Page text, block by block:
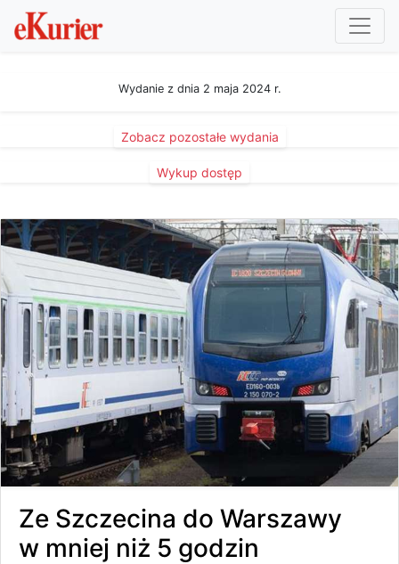
Wydanie z dnia 2 maja 2024 r.
Zobacz pozostałe wydania
Wykup dostęp
Ze Szczecina do Warszawy
w mniej niż 5 godzin